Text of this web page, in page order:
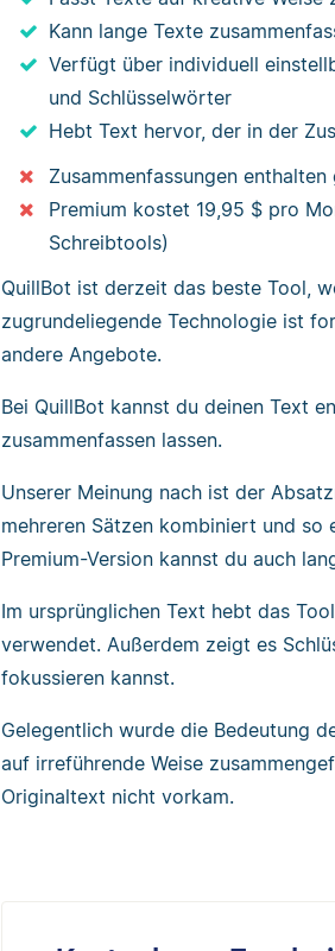
Kann lange Texte
Verfügt über individuell
und Schlüsselwörter
Hebt Text hervor, der in der
Zusammenfassungen
Premium kostet 19,95 $ pro
Schreibtools)
QuillBot ist derzeit das beste Tool,
zugrundeliegende Technologie ist
andere Angebote.
Bei QuillBot kannst du deinen Text
zusammenfassen lassen.
Unserer Meinung nach ist der
mehreren Sätzen kombiniert und so
Premium-Version kannst du auch
Im ursprünglichen Text hebt das
verwendet. Außerdem zeigt es
fokussieren kannst.
Gelegentlich wurde die Bedeutung
auf irreführende Weise
Originaltext nicht vorkam.